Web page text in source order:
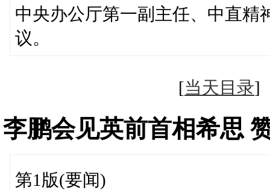
中央办公厅第一副主任、中直精
议。
[当天目录
李鹏会见英前首相希思
第1版(要闻)